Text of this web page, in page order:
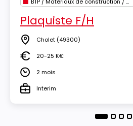
Plaquiste F/H
Lieu Cholet (49300)
Salaire20-25 K€
Durée2 mois
TypeInterim